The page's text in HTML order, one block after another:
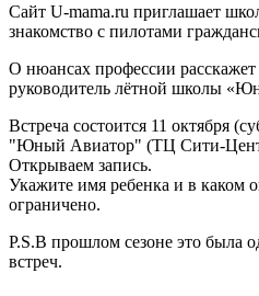
Сайт U-mama.ru приглашает
знакомство с пилотами
О нюансах профессии
руководитель лётной школы
Встреча состоится 11 октября
"Юный Авиатор" (ТЦ Сити-
Открываем запись.
Укажите имя ребенка и в каком
ограничено.
P.S.В прошлом сезоне это была
встреч.